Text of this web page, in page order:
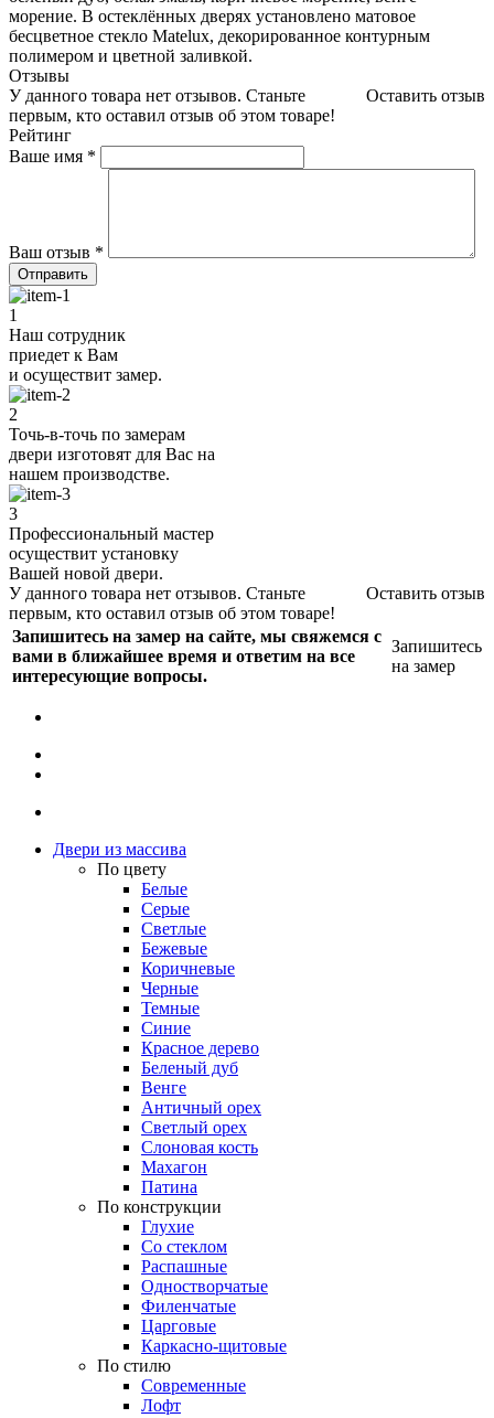
морение. В остеклённых дверях установлено матовое
бесцветное стекло Matelux, декорированное контурным
полимером и цветной заливкой.
Отзывы
Оставить отзыв
У данного товара нет отзывов. Станьте
первым, кто оставил отзыв об этом товаре!
Рейтинг
Ваше имя *
Ваш отзыв *
1
Наш сотрудник
приедет к Вам
и осуществит замер.
2
Точь-в-точь по замерам
двери изготовят для Вас на
нашем производстве.
3
Профессиональный мастер
осуществит установку
Вашей новой двери.
Оставить отзыв
У данного товара нет отзывов. Станьте
первым, кто оставил отзыв об этом товаре!
Запишитесь на замер на сайте, мы свяжемся с
вами в ближайшее время и ответим на все
интересующие вопросы.
Запишитесь
на замер
Двери из массива
По цвету
Белые
Серые
Светлые
Бежевые
Коричневые
Черные
Темные
Синие
Красное дерево
Беленый дуб
Венге
Античный орех
Светлый орех
Слоновая кость
Махагон
Патина
По конструкции
Глухие
Со стеклом
Распашные
Одностворчатые
Филенчатые
Царговые
Каркасно-щитовые
По стилю
Современные
Лофт